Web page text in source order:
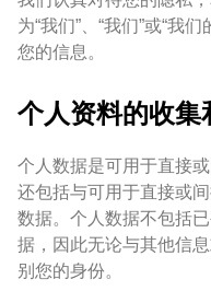
为“我们”、“我们”或“我
您的信息。
个人资料的收集
个人数据是可用于直接
还包括与可用于直接或
数据。个人数据不包括
据，因此无论与其他信
别您的身份。